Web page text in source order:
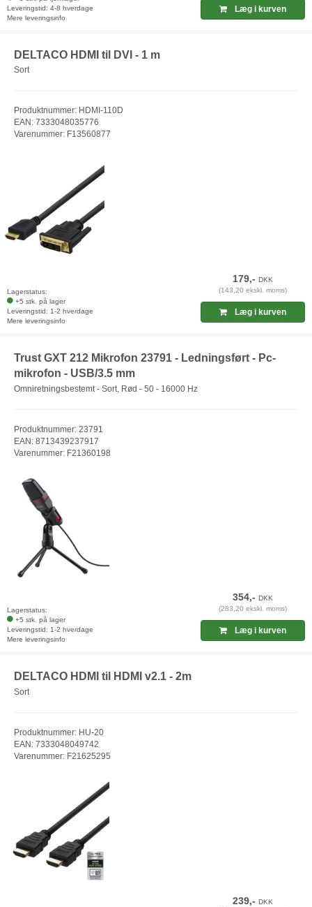
Leveringstid: 4-8 hverdage
Mere leveringsinfo
Læg i kurven
DELTACO HDMI til DVI - 1 m
Sort
Produktnummer: HDMI-110D
EAN: 7333048035776
Varenummer: F13560877
Lagerstatus:
+5 stk. på lager
Leveringstid: 1-2 hverdage
Mere leveringsinfo
179,-DKK
(143,20 ekskl. moms)
Læg i kurven
Trust GXT 212 Mikrofon 23791 - Ledningsført - Pc-
mikrofon - USB/3.5 mm
Omniretningsbestemt - Sort, Rød - 50 - 16000 Hz
Produktnummer: 23791
EAN: 8713439237917
Varenummer: F21360198
Lagerstatus:
+5 stk. på lager
Leveringstid: 1-2 hverdage
Mere leveringsinfo
354,-DKK
(283,20 ekskl. moms)
Læg i kurven
DELTACO HDMI til HDMI v2.1 - 2m
Sort
Produktnummer: HU-20
EAN: 7333048049742
Varenummer: F21625295
239,-DKK